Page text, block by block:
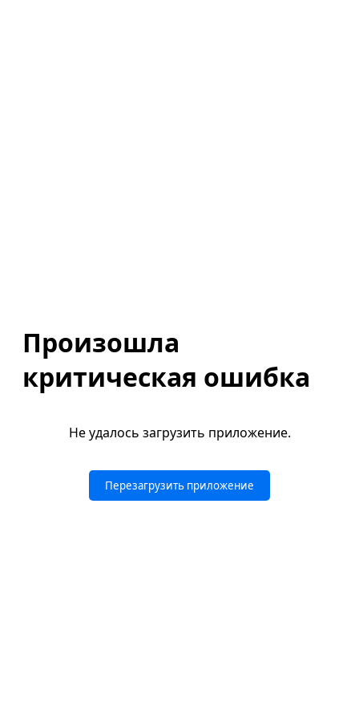
Произошла
критическая ошибка
Не удалось загрузить приложение.
Перезагрузить приложение